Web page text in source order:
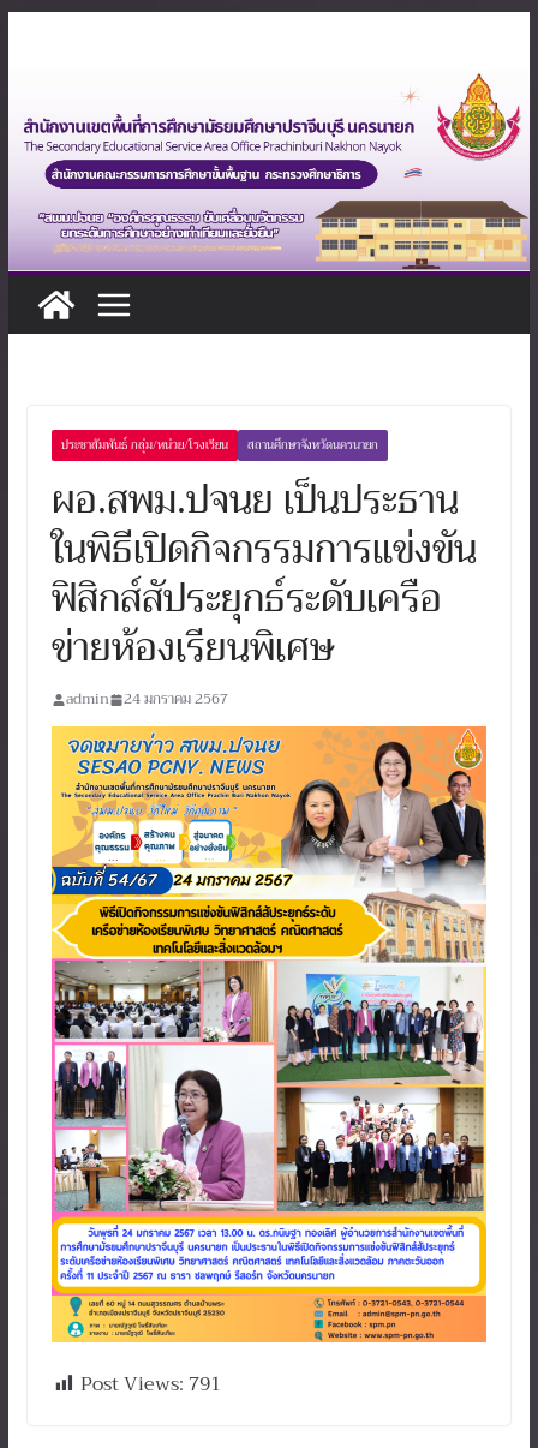
ประชาสัมพันธ์ กลุ่ม/หน่วย/โรงเรียน สถานศึกษาจังหวัดนครนายก
ผอ.สพม.ปจนย เป็นประธาน
ในพิธีเปิดกิจกรรมการแข่งขัน
ฟิสิกส์สัประยุกธ์ระดับเครือ
ข่ายห้องเรียนพิเศษ
admin 24 มกราคม 2567
Post Views: 791